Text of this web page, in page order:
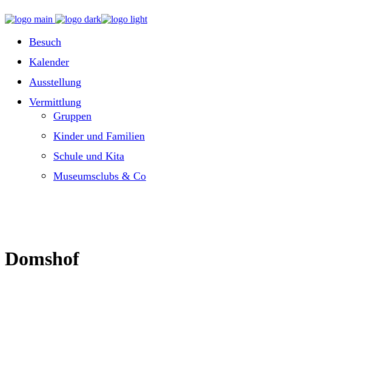
Besuch
Kalender
Ausstellung
Vermittlung
Gruppen
Kinder und Familien
Schule und Kita
Museumsclubs & Co
Domshof